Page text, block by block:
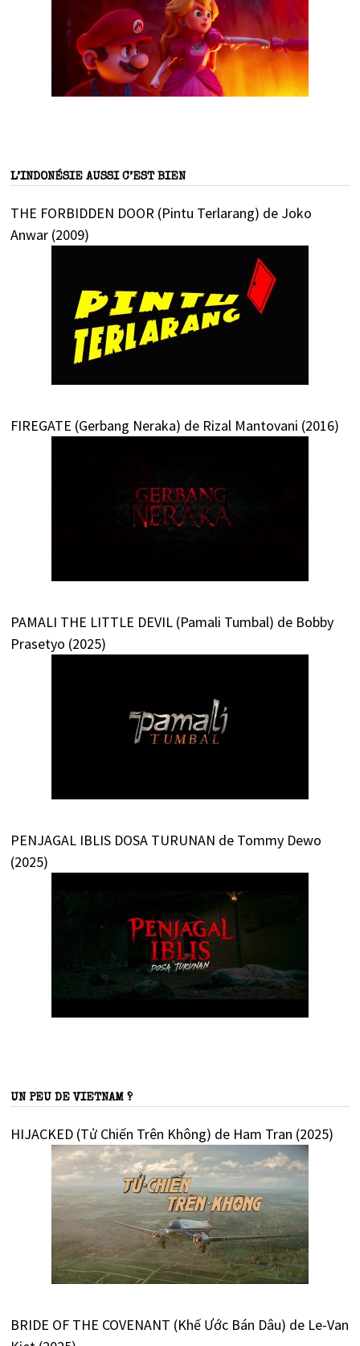
L’INDONÉSIE AUSSI C’EST BIEN
THE FORBIDDEN DOOR (Pintu Terlarang) de Joko
Anwar (2009)
FIREGATE (Gerbang Neraka) de Rizal Mantovani (2016)
PAMALI THE LITTLE DEVIL (Pamali Tumbal) de Bobby
Prasetyo (2025)
PENJAGAL IBLIS DOSA TURUNAN de Tommy Dewo
(2025)
UN PEU DE VIETNAM ?
HIJACKED (Tử Chiến Trên Không) de Ham Tran (2025)
BRIDE OF THE COVENANT (Khế Ước Bán Dâu) de Le-Van